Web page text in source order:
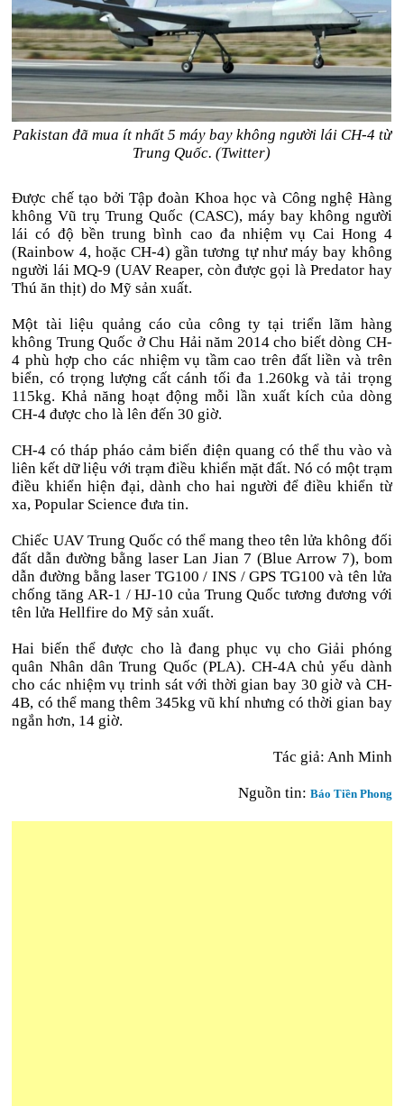
Pakistan đã mua ít nhất 5 máy bay không người lái CH-4 từ
Trung Quốc. (Twitter)
Được chế tạo bởi Tập đoàn Khoa học và Công nghệ Hàng
không Vũ trụ Trung Quốc (CASC), máy bay không người
lái có độ bền trung bình cao đa nhiệm vụ Cai Hong 4
(Rainbow 4, hoặc CH-4) gần tương tự như máy bay không
người lái MQ-9 (UAV Reaper, còn được gọi là Predator hay
Thú ăn thịt) do Mỹ sản xuất.
Một tài liệu quảng cáo của công ty tại triển lãm hàng
không Trung Quốc ở Chu Hải năm 2014 cho biết dòng CH-
4 phù hợp cho các nhiệm vụ tầm cao trên đất liền và trên
biển, có trọng lượng cất cánh tối đa 1.260kg và tải trọng
115kg. Khả năng hoạt động mỗi lần xuất kích của dòng
CH-4 được cho là lên đến 30 giờ.
CH-4 có tháp pháo cảm biến điện quang có thể thu vào và
liên kết dữ liệu với trạm điều khiển mặt đất. Nó có một trạm
điều khiển hiện đại, dành cho hai người để điều khiển từ
xa, Popular Science đưa tin.
Chiếc UAV Trung Quốc có thể mang theo tên lửa không đối
đất dẫn đường bằng laser Lan Jian 7 (Blue Arrow 7), bom
dẫn đường bằng laser TG100 / INS / GPS TG100 và tên lửa
chống tăng AR-1 / HJ-10 của Trung Quốc tương đương với
tên lửa Hellfire do Mỹ sản xuất.
Hai biến thể được cho là đang phục vụ cho Giải phóng
quân Nhân dân Trung Quốc (PLA). CH-4A chủ yếu dành
cho các nhiệm vụ trinh sát với thời gian bay 30 giờ và CH-
4B, có thể mang thêm 345kg vũ khí nhưng có thời gian bay
ngắn hơn, 14 giờ.
Tác giả: Anh Minh
Nguồn tin: Báo Tiền Phong